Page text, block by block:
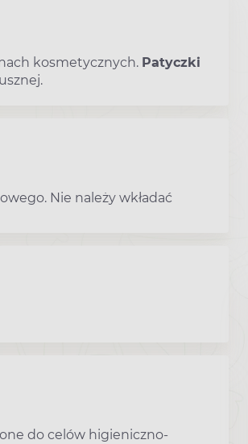
kosmetycznych. Patyczki
Nie należy wkładać
do celów higieniczno-